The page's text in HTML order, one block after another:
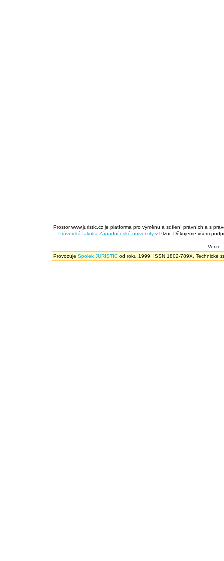
Prostor www.juristic.cz je platforma pro výměnu a sdílení právních a s
Právnická fakulta Západočeské univerzity v Plzni. Děkujeme všem
Verze:
Provozuje Spolek JURISTIC od roku 1999. ISSN 1802-789X. Technické